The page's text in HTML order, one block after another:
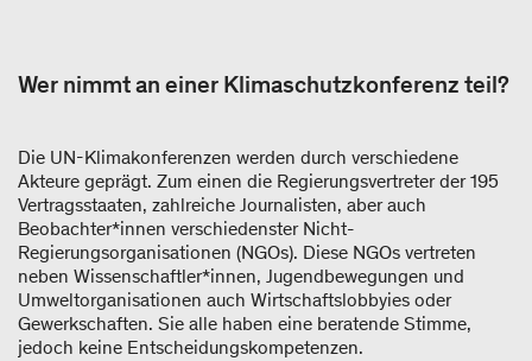
Wer nimmt an einer Klimaschutzkonferenz teil?
Die UN-Klimakonferenzen werden durch verschiedene
Akteure geprägt. Zum einen die Regierungsvertreter der 195
Vertragsstaaten, zahlreiche Journalisten, aber auch
Beobachter*innen verschiedenster Nicht-
Regierungsorganisationen (NGOs). Diese NGOs vertreten
neben Wissenschaftler*innen, Jugendbewegungen und
Umweltorganisationen auch Wirtschaftslobbyies oder
Gewerkschaften. Sie alle haben eine beratende Stimme,
jedoch keine Entscheidungskompetenzen.